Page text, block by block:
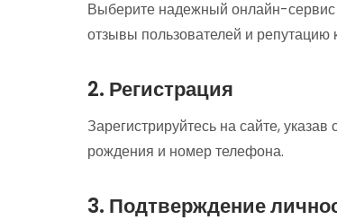
Выберите надежный онлайн-сервис
отзывы пользователей и репутацию
2. Регистрация
Зарегистрируйтесь на сайте,
рождения и номер телефона.
3. Подтверждение